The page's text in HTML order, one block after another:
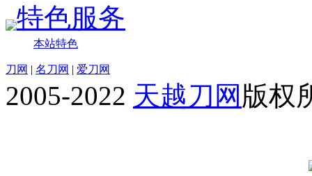
特色服务
本站特色
刀网 | 名刀网 | 爱刀网
2005-2022 天越刀网 版权